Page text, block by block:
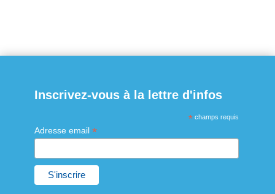
Inscrivez-vous à la lettre d'infos
* champs requis
Adresse email *